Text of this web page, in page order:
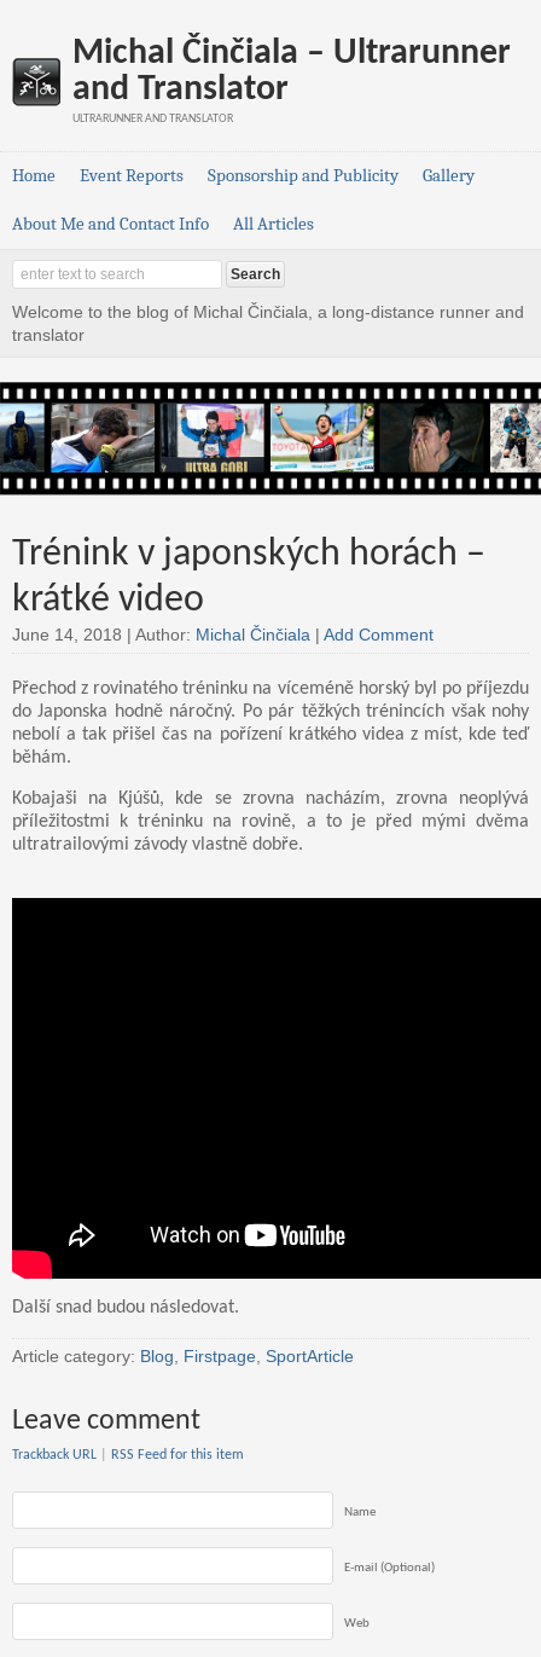
Michal Činčiala – Ultrarunner
and Translator
ULTRARUNNER AND TRANSLATOR
Home Event Reports Sponsorship and Publicity Gallery
About Me and Contact Info All Articles
Welcome to the blog of Michal Činčiala, a long-distance runner and
translator
Trénink v japonských horách –
krátké video
June 14, 2018 | Author: Michal Činčiala | Add Comment
Přechod z rovinatého tréninku na víceméně horský byl po příjezdu
do Japonska hodně náročný. Po pár těžkých trénincích však nohy
nebolí a tak přišel čas na pořízení krátkého videa z míst, kde teď
běhám.
Kobajaši na Kjúšů, kde se zrovna nacházím, zrovna neoplývá
příležitostmi k tréninku na rovině, a to je před mými dvěma
ultratrailovými závody vlastně dobře.
Další snad budou následovat.
Article category: Blog Firstpage SportArticle
Leave comment
Trackback URL RSS Feed for this item
Name
E-mail (Optional)
Web